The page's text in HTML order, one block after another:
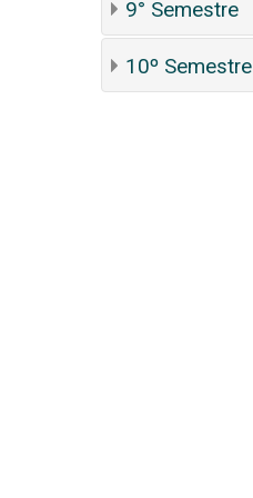
9° Semestre
10º Semestre